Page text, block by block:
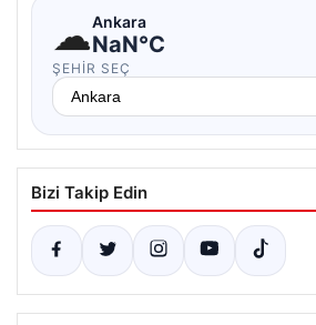
☁Ankara
NaN°C
ŞEHIR SEÇ
Bizi Takip Edin